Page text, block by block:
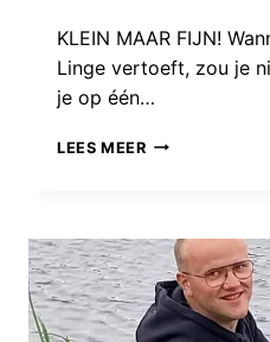
KLEIN MAAR FIJN!
Linge vertoeft, zou je
je op één…
LEES MEERDE
RIVIER
IN
HET